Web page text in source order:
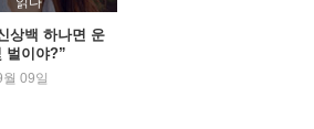
내가 〈맨즈헬스〉를 보는 이유
여행에 동참하실래요?
사랑 설명서
상백 하나면 운
벌이야?”
09일